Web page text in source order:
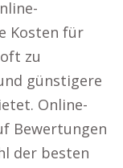
Kosten für
zu
günstigere
Online-
Bewertungen
der besten